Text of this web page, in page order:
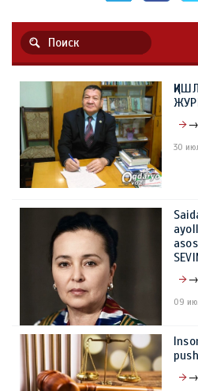
→
30
→
09
→